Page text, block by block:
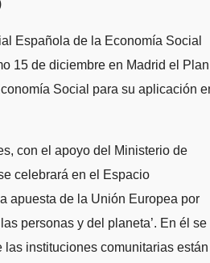
Española de la Economía Social
15 de diciembre en Madrid el Plan
Social para su aplicación
con el apoyo del Ministerio de
celebrará en el Espacio
apuesta de la Unión Europea por
personas y del planeta’. En él se
instituciones comunitarias están